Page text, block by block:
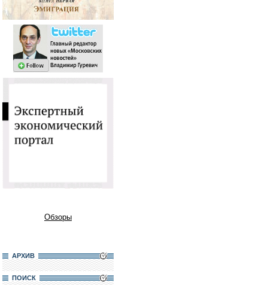
Обзоры
АРХИВ
ПОИСК